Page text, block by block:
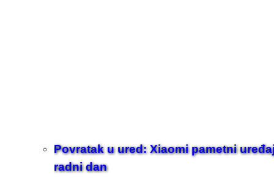
Povratak u ured: Xiaomi pametni
radni dan